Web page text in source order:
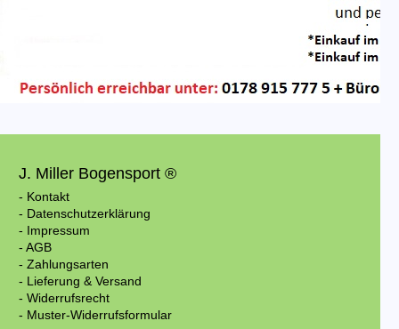
J. Miller Bogensport ®
- Kontakt
- Datenschutzerklärung
- Impressum
- AGB
- Zahlungsarten
- Lieferung & Versand
- Widerrufsrecht
- Muster-Widerrufsformular